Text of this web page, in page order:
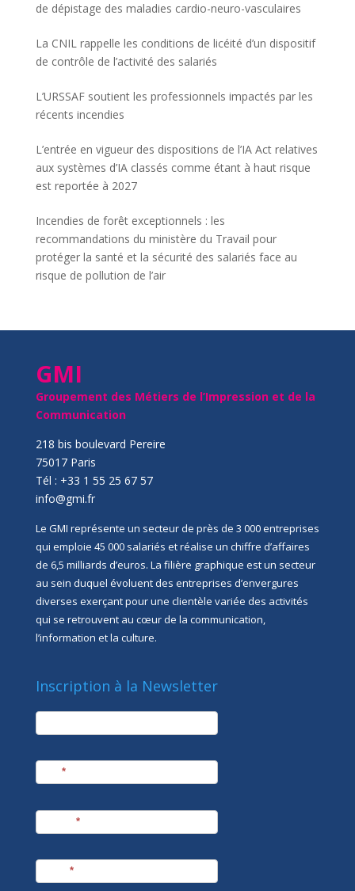
de dépistage des maladies cardio-neuro-vasculaires
La CNIL rappelle les conditions de licéité d’un dispositif
de contrôle de l’activité des salariés
L’URSSAF soutient les professionnels impactés par les
récents incendies
L’entrée en vigueur des dispositions de l’IA Act relatives
aux systèmes d’IA classés comme étant à haut risque
est reportée à 2027
Incendies de forêt exceptionnels : les
recommandations du ministère du Travail pour
protéger la santé et la sécurité des salariés face au
risque de pollution de l’air
GMI
Groupement des Métiers de l’Impression et de la
Communication
218 bis boulevard Pereire
75017 Paris
Tél : +33 1 55 25 67 57
info@gmi.fr
Le GMI représente un secteur de près de 3 000 entreprises
qui emploie 45 000 salariés et réalise un chiffre d’affaires
de 6,5 milliards d’euros. La filière graphique est un secteur
au sein duquel évoluent des entreprises d’envergures
diverses exerçant pour une clientèle variée des activités
qui se retrouvent au cœur de la communication,
l’information et la culture.
Inscription à la Newsletter
newsletter
*
*
*